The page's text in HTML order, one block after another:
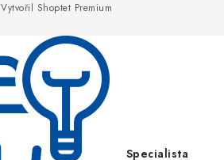
Vytvořil Shoptet Premium
Specialista